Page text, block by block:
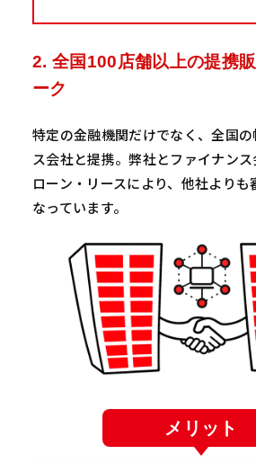
2. 全国100店舗以上の提携
ーク
特定の金融機関だけでなく、全国
ス会社と提携。弊社とファイナン
ローン・リースにより、他社よりも
なっています。
メリット